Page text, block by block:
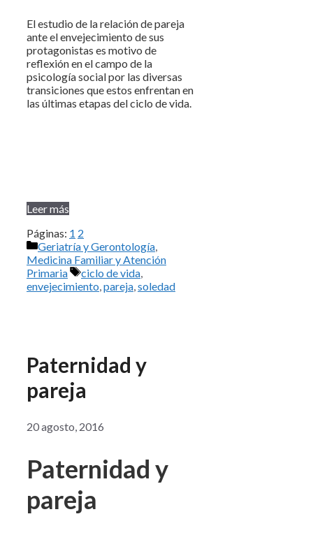
El estudio de la relación de pareja
ante el envejecimiento de sus
protagonistas es motivo de
reflexión en el campo de la
psicología social por las diversas
transiciones que estos enfrentan en
las últimas etapas del ciclo de vida.
Leer más
Páginas: 1 2
Categorías
Geriatría y Gerontología
Medicina Familiar y Atención
Primaria
Etiquetas
ciclo de vida
envejecimiento pareja soledad
Paternidad y
pareja
20 agosto, 2016
Paternidad y
pareja